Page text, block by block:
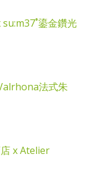
鎏金鑽光
法式朱
x Atelier